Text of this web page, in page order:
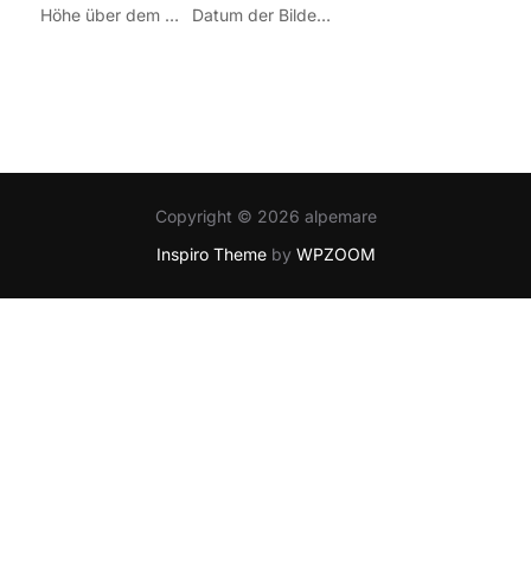
Höhe über dem Meer: 240Koordinaten: 11° 27′ 17″ Ost / 45° 35′ 56 Nord Datum der Bilder: 12.05.2013
Copyright © 2026 alpemare
Inspiro Themeby WPZOOM